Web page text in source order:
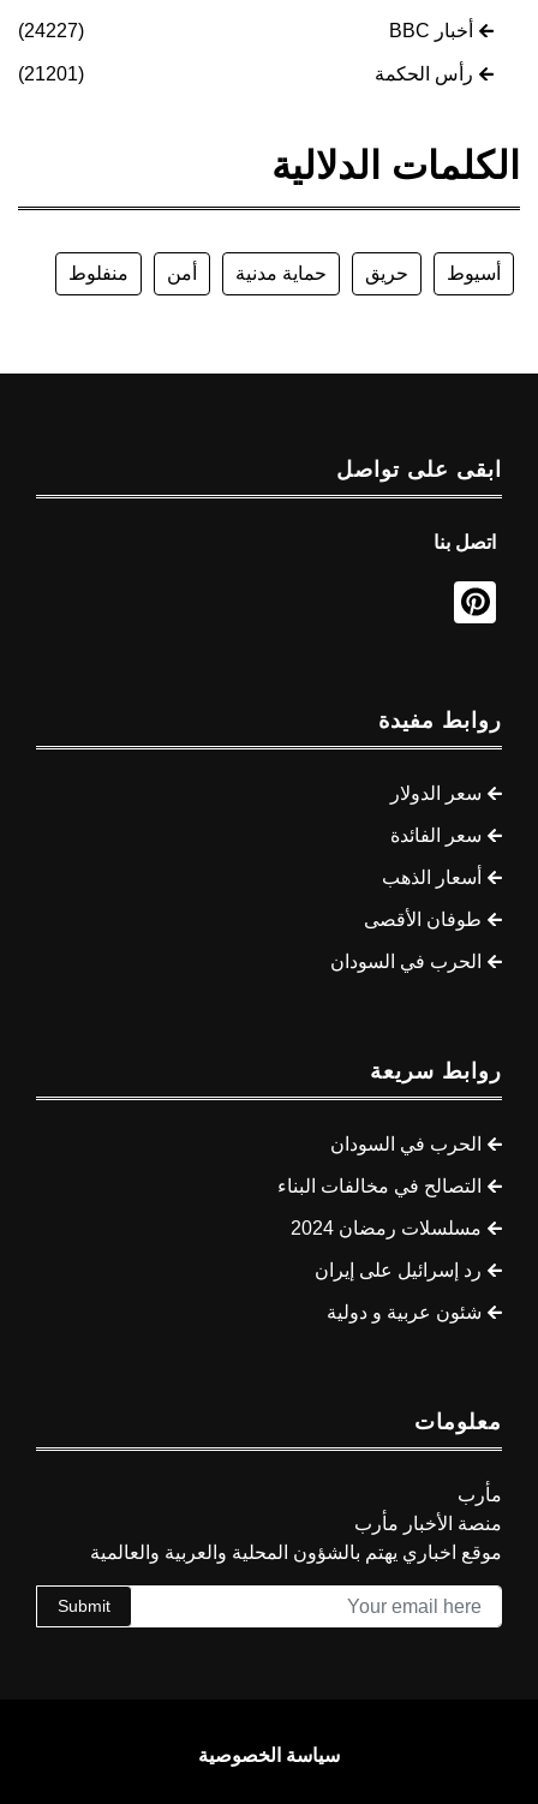
أخبار BBC (24227)
رأس الحكمة (21201)
الكلمات الدلالية
أسيوط حريق حماية مدنية أمن منفلوط
ابقى على تواصل
اتصل بنا
روابط مفيدة
سعر الدولار
سعر الفائدة
أسعار الذهب
طوفان الأقصى
الحرب في السودان
روابط سريعة
الحرب في السودان
التصالح في مخالفات البناء
مسلسلات رمضان 2024
رد إسرائيل على إيران
شئون عربية و دولية
معلومات
مأرب
منصة الأخبار مأرب
موقع اخباري يهتم بالشؤون المحلية والعربية والعالمية
Submit
سياسة الخصوصية